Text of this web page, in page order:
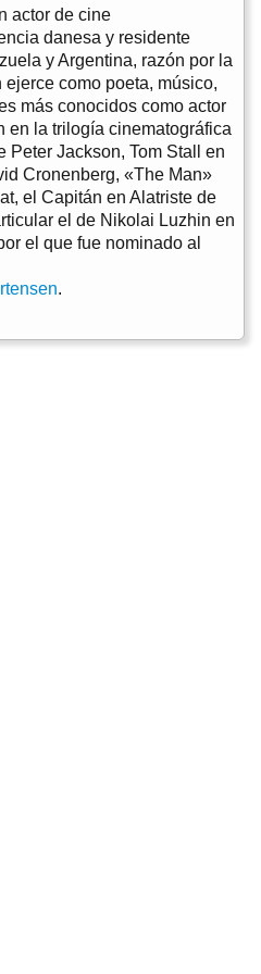
actor de cine
danesa y residente
y Argentina, razón por la
como poeta, músico,
más conocidos como actor
en la trilogía cinematográfica
Peter Jackson, Tom Stall en
Cronenberg, «The Man»
el Capitán en Alatriste de
el de Nikolai Luzhin en
el que fue nominado al
.